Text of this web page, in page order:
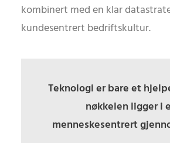
kombinert med en klar
kundesentrert bedriftskultur.
Teknologi er bare et
nøkkelen ligger i
menneskesentrert